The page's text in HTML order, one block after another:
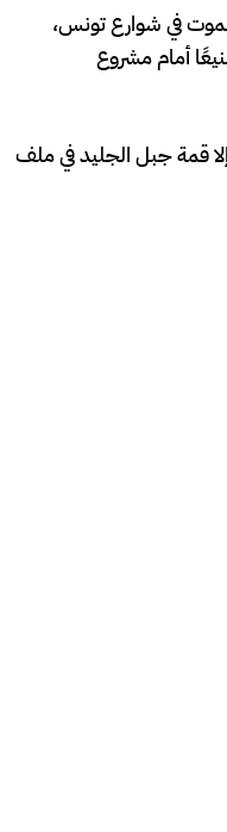
في شوارع تونس،
أمام مشروع
بالنهضة، ليست إلا قمة جبل الجليد في ملف